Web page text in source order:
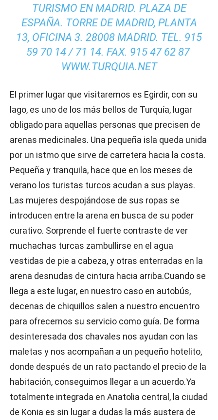
TURISMO EN MADRID. PLAZA DE
ESPAÑA. TORRE DE MADRID, PLANTA
13, OFICINA 3. 28008 MADRID. TEL. 915
59 70 14 / 71 14. FAX. 915 47 62 87
WWW.TURQUIA.NET
El primer lugar que visitaremos es Egirdir, con su
lago, es uno de los más bellos de Turquía, lugar
obligado para aquellas personas que precisen de
arenas medicinales. Una pequeña isla queda unida
por un istmo que sirve de carretera hacia la costa.
Pequeña y tranquila, hace que en los meses de
verano los turistas turcos acudan a sus playas.
Las mujeres despojándose de sus ropas se
introducen entre la arena en busca de su poder
curativo. Sorprende el fuerte contraste de ver
muchachas turcas zambullirse en el agua
vestidas de pie a cabeza, y otras enterradas en la
arena desnudas de cintura hacia arriba.Cuando se
llega a este lugar, en nuestro caso en autobús,
decenas de chiquillos salen a nuestro encuentro
para ofrecernos su servicio como guía. De forma
desinteresada dos chavales nos ayudan con las
maletas y nos acompañan a un pequeño hotelito,
donde después de un rato pactando el precio de la
habitación, conseguimos llegar a un acuerdo.Ya
totalmente integrada en Anatolia central, la ciudad
de Konia es sin lugar a dudas la más austera de